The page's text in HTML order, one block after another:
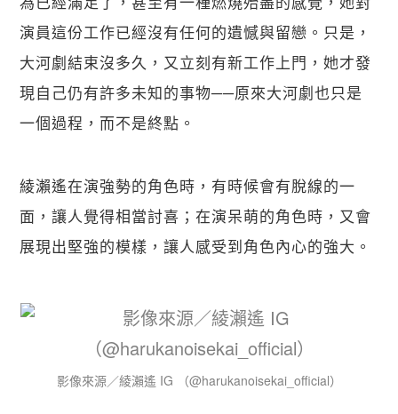
演員這份工作已經沒有任何的遺憾與留戀。只是，
大河劇結束沒多久，又立刻有新工作上門，她才發
現自己仍有許多未知的事物──原來大河劇也只是
一個過程，而不是終點。
綾瀨遙在演強勢的角色時，有時候會有脫線的一
面，讓人覺得相當討喜；在演呆萌的角色時，又會
展現出堅強的模樣，讓人感受到角色內心的強大。
影像來源／綾瀨遙 IG （@harukanoisekai_official）